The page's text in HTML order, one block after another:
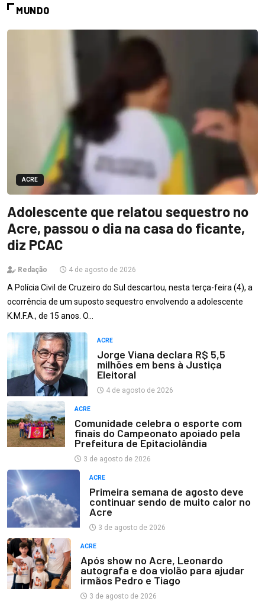
MUNDO
ACRE
Adolescente que relatou sequestro no
Acre, passou o dia na casa do ficante,
diz PCAC
Redação 4 de agosto de 2026
A Polícia Civil de Cruzeiro do Sul descartou, nesta terça-feira (4), a
ocorrência de um suposto sequestro envolvendo a adolescente
K.M.F.A., de 15 anos. O…
ACRE
Jorge Viana declara R$ 5,5
milhões em bens à Justiça
Eleitoral
4 de agosto de 2026
ACRE
Comunidade celebra o esporte com
finais do Campeonato apoiado pela
Prefeitura de Epitaciolândia
3 de agosto de 2026
ACRE
Primeira semana de agosto deve
continuar sendo de muito calor no
Acre
3 de agosto de 2026
ACRE
Após show no Acre, Leonardo
autografa e doa violão para ajudar
irmãos Pedro e Tiago
3 de agosto de 2026